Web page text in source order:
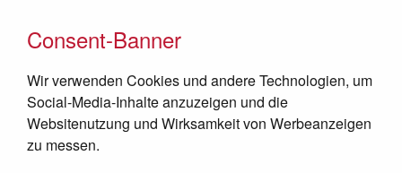
Consent-Banner
Wir verwenden Cookies und andere Technologien, um
Social-Media-Inhalte anzuzeigen und die
Websitenutzung und Wirksamkeit von Werbeanzeigen
zu messen.